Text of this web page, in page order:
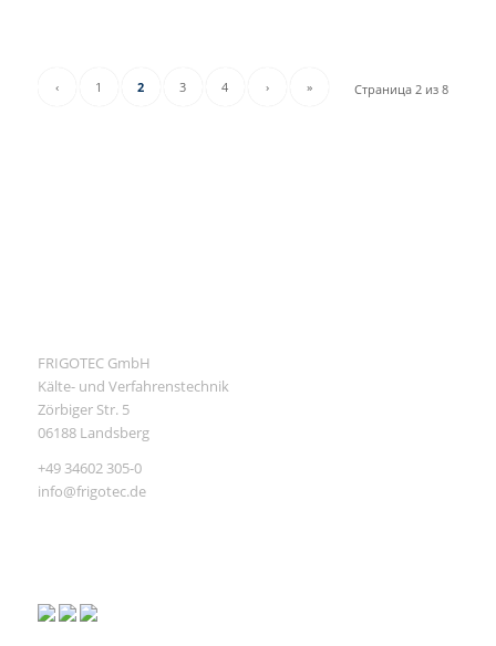
Страница 2 из 8
‹ 1 2 3 4 › »
FRIGOTEC GmbH
Kälte- und Verfahrenstechnik
Zörbiger Str. 5
06188 Landsberg
+49 34602 305-0
info@frigotec.de